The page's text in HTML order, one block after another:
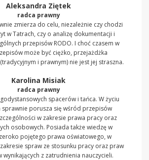
Aleksandra Ziętek
radca prawny
zmierza do celu, niezależnie czy chodzi
w Tatrach, czy o analizę dokumentacji i
przepisów RODO. I choć czasem w
może być ciężko, przejażdżka
i prawnym) nie jest jej straszna.
Karolina Misiak
radca prawny
spacerów i tańca. W życiu
sprawnie porusza się wśród przepisów
w zakresie prawa pracy oraz
osobowych. Posiada także wiedzę w
pojętego prawa oświatowego, w
spraw ze stosunku pracy oraz praw
wynikających z zatrudnienia nauczycieli.